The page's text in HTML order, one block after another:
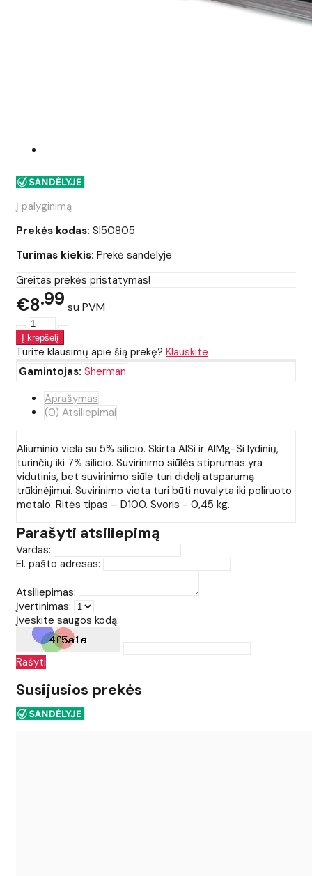
Į palyginimą
Prekės kodas: SI50805
Turimas kiekis: Prekė sandėlyje
Greitas prekės pristatymas!
€8 99 su PVM
Turite klausimų apie šią prekę? Klauskite
Gamintojas: Sherman
Aprašymas
(0) Atsiliepimai
Aliuminio viela su 5% silicio. Skirta AlSi ir AlMg-Si lydinių,
turinčių iki 7% silicio. Suvirinimo siūlės stiprumas yra
vidutinis, bet suvirinimo siūlė turi didelį atsparumą
trūkinėjimui. Suvirinimo vieta turi būti nuvalyta iki poliruoto
metalo. Ritės tipas – D100. Svoris - 0,45 kg.
Parašyti atsiliepimą
Vardas:
El. pašto adresas:
Atsiliepimas:
Įvertinimas:
Įveskite saugos kodą:
Rašyti
Susijusios prekės